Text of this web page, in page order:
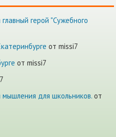
герой "Сужебного
от missi7
от missi7
мышления для школьников. от